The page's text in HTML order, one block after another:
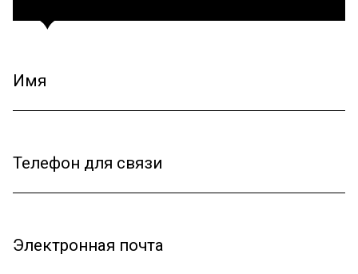
Имя
Телефон для связи
Электронная почта